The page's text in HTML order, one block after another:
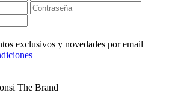
exclusivos y novedades por email